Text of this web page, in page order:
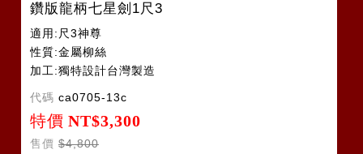
鑽版龍柄七星劍1尺3
適用:尺3神尊
性質:金屬柳絲
加工:獨特設計台灣製造
代碼 ca0705-13c
特價 NT$3,300
售價 $4,800